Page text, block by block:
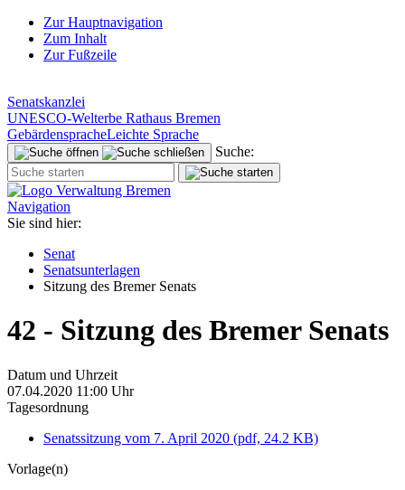
Zur Hauptnavigation
Zum Inhalt
Zur Fußzeile
Senatskanzlei
UNESCO-Welterbe Rathaus Bremen
GebärdenspracheLeichte Sprache
Suche:
Navigation
Sie sind hier:
Senat
Senatsunterlagen
Sitzung des Bremer Senats
42 - Sitzung des Bremer Senats
Datum und Uhrzeit
07.04.2020 11:00 Uhr
Tagesordnung
Senatssitzung vom 7. April 2020 (pdf, 24.2 KB)
Vorlage(n)